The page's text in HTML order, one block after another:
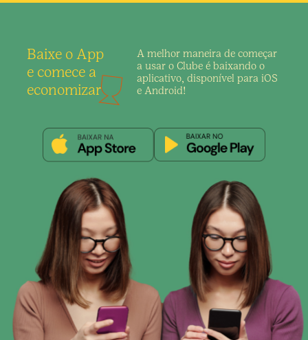
Baixe o App
e comece a
economizar
A melhor maneira de começar
a usar o Clube é baixando o
aplicativo, disponível para iOS
e Android!